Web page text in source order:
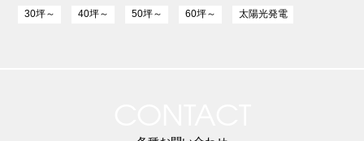
30坪～ 40坪～ 50坪～ 60坪～ 太陽光発電